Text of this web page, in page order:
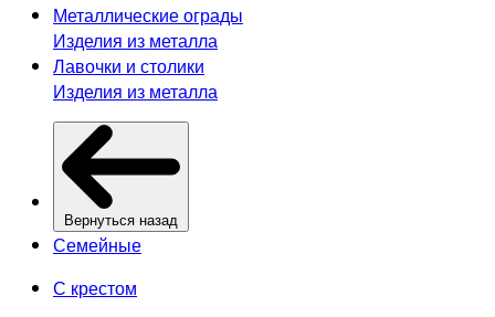
Металлические ограды
Изделия из металла
Лавочки и столики
Изделия из металла
Вернуться назад
Семейные
С крестом